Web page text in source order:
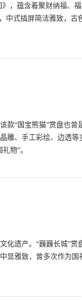
，蕴含着聚财纳福、
中式插屏简洁雅致，古
款“国宝熊猫”赏盘也曾
雕、手工彩绘、边透
物”。
化遗产。“巍巍长城”赏
显雅致，曾多次作为